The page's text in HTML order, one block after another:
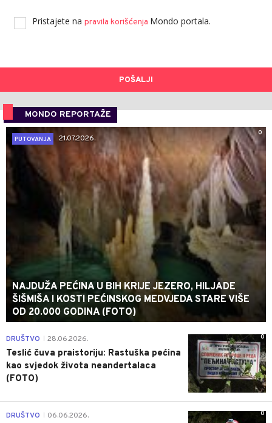
Pristajete na pravila korišćenja Mondo portala.
POŠALJI
MONDO REPORTAŽE
0
PUTOVANJA
21.07.2026.
NAJDUŽA PEĆINA U BIH KRIJE JEZERO, HILJADE
ŠIŠMIŠA I KOSTI PEĆINSKOG MEDVJEDA STARE VIŠE
OD 20.000 GODINA (FOTO)
0
DRUŠTVO 28.06.2026.
Teslić čuva praistoriju: Rastuška pećina
kao svjedok života neandertalaca
(FOTO)
0
DRUŠTVO 06.06.2026.